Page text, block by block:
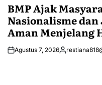
BMP Ajak
Nasionalisme dan
Aman Menjelang
Agustus 7, 2026Posted